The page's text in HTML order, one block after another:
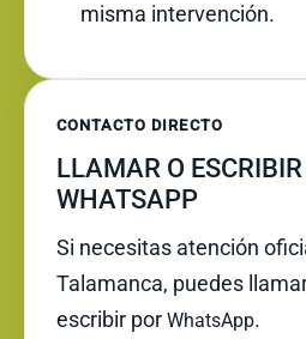
misma intervención.
CONTACTO DIRECTO
LLAMAR O
WHATSAPP
Si necesitas atención
Talamanca, puedes
escribir por WhatsApp.